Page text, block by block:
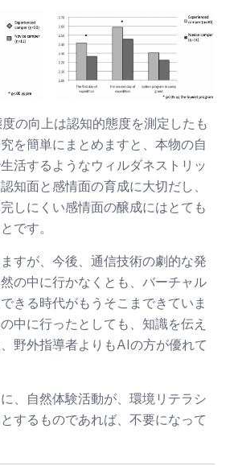
の向上は認知的態度を測定したも
を簡単にまとめますと、本物の自
活するようなウィルダネストリッ
知面と感情面の育成に大切だし、
しにくい感情面の醸成にはとても
です。
すが、今後、通信技術の劇的な発
の中に行かなくとも、バーチャル
きる時代がもうそこまできていま
中に行ったとしても、知識を伝え
野外指導者よりもAIの方が優れて
、自然体験活動が、環境リテラシ
するものであれば、不要になって